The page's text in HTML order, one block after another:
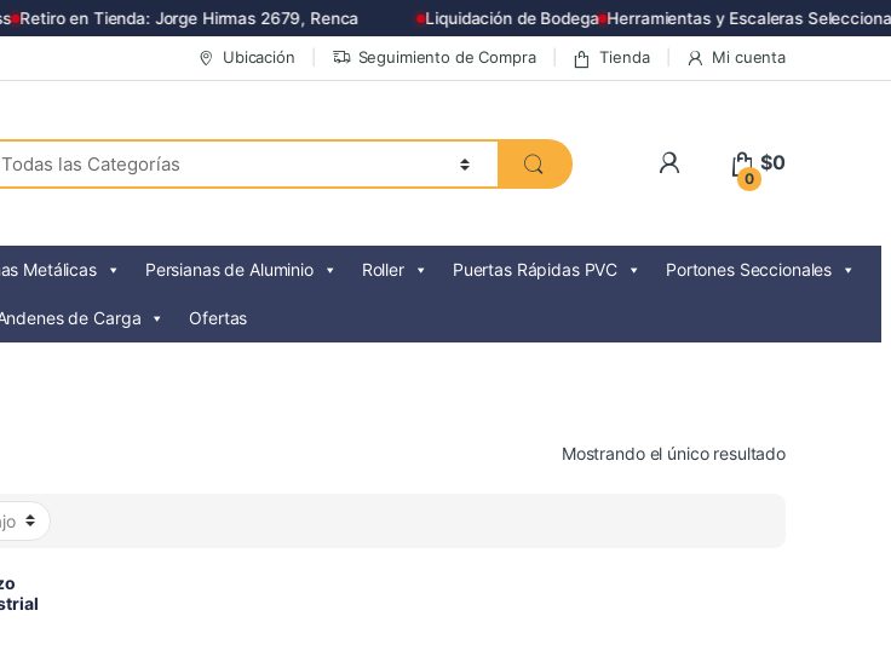
Retiro en Tienda: Jorge Hirmas 2679, Renca Liquidación de Bodega Herramientas y Escaleras
Ubicación Seguimiento de Compra Tienda Mi cuenta
0
$0
Metálicas Persianas de Aluminio Roller Puertas Rápidas PVC Portones Seccionales
de Carga Ofertas
Mostrando el único resultado